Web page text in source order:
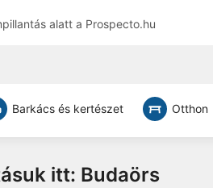
alatt a Prospecto.hu
Barkács és kertészet Otthon
itt: Budaörs